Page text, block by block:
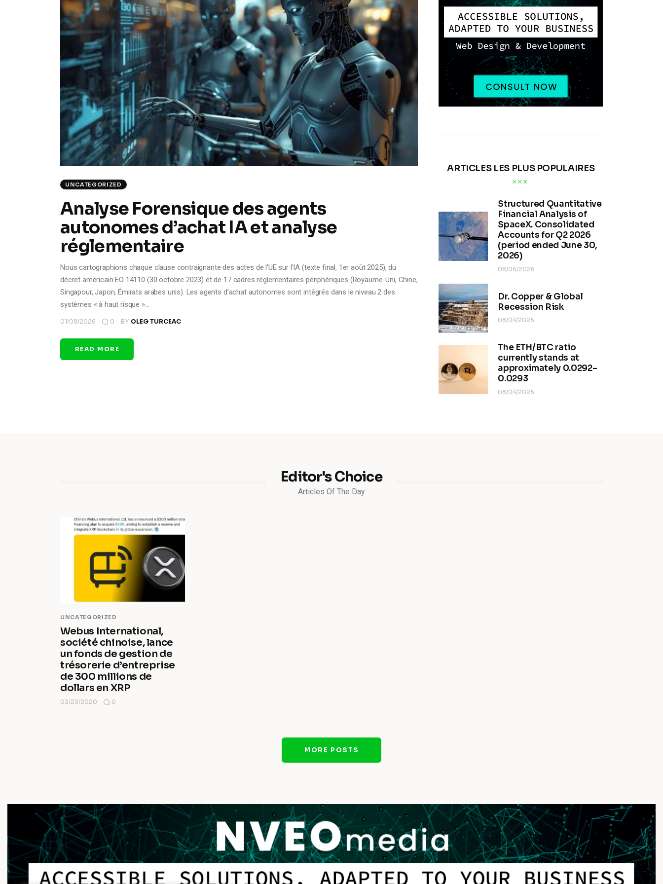
UNCATEGORIZED
Analyse Forensique des agents
autonomes d’achat IA et analyse
réglementaire
Nous cartographions chaque clause contraignante des actes de l'UE sur l'IA (texte final, 1er août 2025), du
décret américain EO 14110 (30 octobre 2023) et de 17 cadres réglementaires périphériques (Royaume-Uni, Chine,
Singapour, Japon, Émirats arabes unis). Les agents d'achat autonomes sont intégrés dans le niveau 2 des
systèmes « à haut risque »…
01/08/2026 0 BY OLEG TURCEAC
READ MORE
ARTICLES LES PLUS POPULAIRES
Structured Quantitative
Financial Analysis of
SpaceX. Consolidated
Accounts for Q2 2026
(period ended June 30,
2026)
08/06/2026
Dr. Copper & Global
Recession Risk
08/04/2026
The ETH/BTC ratio
currently stands at
approximately 0.0292–
0.0293
08/04/2026
Editor's Choice
Articles Of The Day
UNCATEGORIZED
Webus International,
société chinoise, lance
un fonds de gestion de
trésorerie d’entreprise
de 300 millions de
dollars en XRP
03/23/2020 0
MORE POSTS